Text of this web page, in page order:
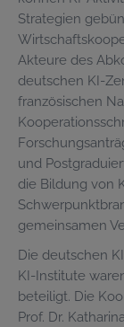
Strategien
Akteure des
deutschen KI-
französischen
und
die Bildung von
gemeinsamen
Die deutschen
KI-Institute
beteiligt. Die
Prof. Dr.